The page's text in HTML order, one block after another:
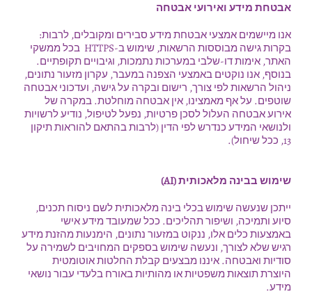
אבטחת מידע ואירועי אבטחה
אנו מיישמים אמצעי אבטחת מידע סבירים ומקובלים, לרבות:
בקרות גישה מבוססות הרשאות, שימוש ב-HTTPS בכל ממשקי
האתר, אימות דו-שלבי במערכות נתמכות, וגיבויים תקופתיים.
בנוסף, אנו נוקטים באמצעי הצפנה במעבר, עקרון מזעור נתונים,
ניהול הרשאות לפי צורך, רישום ובקרה על גישה, ועדכוני אבטחה
שוטפים. על אף מאמצינו, אין אבטחה מוחלטת. במקרה של
אירוע אבטחה העלול לסכן פרטיות, נפעל לטיפול, נודיע לרשויות
ולנושאי המידע כנדרש לפי הדין (לרבות בהתאם להוראות תיקון
13, ככל שיחול).
שימוש בבינה מלאכותית(AI)
ייתכן שנעשה שימוש בכלי בינה מלאכותית לשם ניסוח תכנים,
סיוע ותמיכה, ושיפור תהליכים. ככל שמעובד מידע אישי
באמצעות כלים אלו, ננקוט במזעור נתונים, הימנעות מהזנת מידע
רגיש שלא לצורך, ונעשה שימוש בספקים המחויבים לשמירה על
סודיות ואבטחה. איננו מבצעים קבלת החלטות אוטומטית
היוצרת תוצאות משפטיות או מהותיות באורח בלעדי עבור נושאי
מידע.